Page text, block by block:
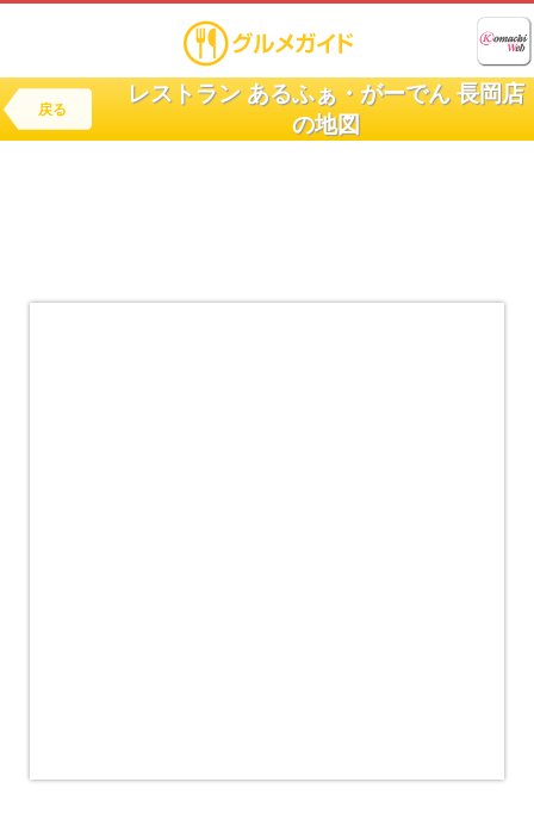
戻る
レストラン あるふぁ・がーでん 長岡店
の地図